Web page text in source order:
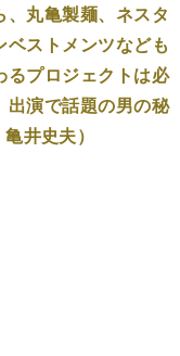
丸亀製麺、ネスタ
ベストメンツなども
るプロジェクトは必
出演で話題の男の秘
井史夫）